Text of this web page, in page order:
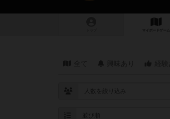
マイボードゲーム